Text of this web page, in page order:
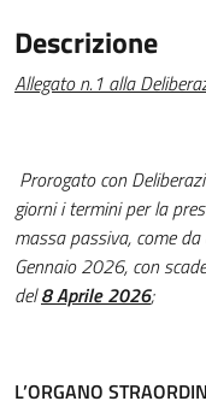
Descrizione
Allegato n.1 alla
Prorogato con
giorni i termini per la
massa passiva, come
Gennaio 2026, con
del8 Aprile 2026;
L’ORGANO